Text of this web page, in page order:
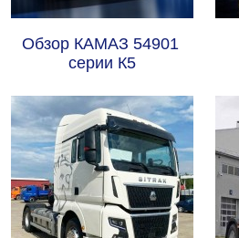
Обзор КАМАЗ 54901
серии К5